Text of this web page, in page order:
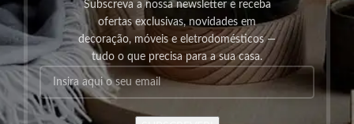
Subscreva a nossa newsletter e receba
ofertas exclusivas, novidades em
decoração, móveis e eletrodomésticos —
tudo o que precisa para a sua casa.